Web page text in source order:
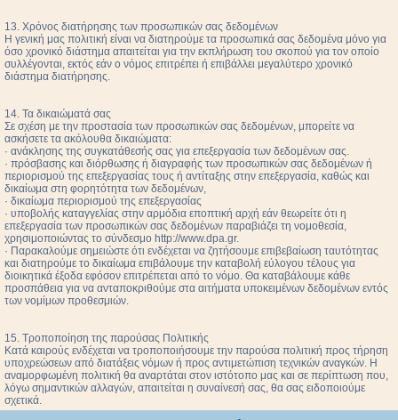
13. Χρόνος διατήρησης των προσωπικών σας δεδομένων
Η γενική μας πολιτική είναι να διατηρούμε τα προσωπικά σας δεδομένα μόνο για
όσο χρονικό διάστημα απαιτείται για την εκπλήρωση του σκοπού για τον οποίο
συλλέγονται, εκτός εάν ο νόμος επιτρέπει ή επιβάλλει μεγαλύτερο χρονικό
διάστημα διατήρησης.
14. Τα δικαιώματά σας
Σε σχέση με την προστασία των προσωπικών σας δεδομένων, μπορείτε να
ασκήσετε τα ακόλουθα δικαιώματα:
· ανάκλησης της συγκατάθεσής σας για επεξεργασία των δεδομένων σας.
· πρόσβασης και διόρθωσης ή διαγραφής των προσωπικών σας δεδομένων ή
περιορισμού της επεξεργασίας τους ή αντίταξης στην επεξεργασία, καθώς και
δικαίωμα στη φορητότητα των δεδομένων,
· δικαίωμα περιορισμού της επεξεργασίας
· υποβολής καταγγελίας στην αρμόδια εποπτική αρχή εάν θεωρείτε ότι η
επεξεργασία των προσωπικών σας δεδομένων παραβιάζει τη νομοθεσία,
χρησιμοποιώντας το σύνδεσμο http://www.dpa.gr.
· Παρακαλούμε σημειώστε ότι ενδέχεται να ζητήσουμε επιβεβαίωση ταυτότητας
και διατηρούμε το δικαίωμα επιβάλουμε την καταβολή εύλογου τέλους για
διοικητικά έξοδα εφόσον επιτρέπεται από το νόμο. Θα καταβάλουμε κάθε
προσπάθεια για να ανταποκριθούμε στα αιτήματα υποκειμένων δεδομένων εντός
των νομίμων προθεσμιών.
15. Τροποποίηση της παρούσας Πολιτικής
Κατά καιρούς ενδέχεται να τροποποιήσουμε την παρούσα πολιτική προς τήρηση
υποχρεώσεων από διατάξεις νόμων ή προς αντιμετώπιση τεχνικών αναγκών. Η
αναμορφωμένη πολιτική θα αναρτάται στον ιστότοπο μας και σε περίπτωση που,
λόγω σημαντικών αλλαγών, απαιτείται η συναίνεσή σας, θα σας ειδοποιούμε
σχετικά.